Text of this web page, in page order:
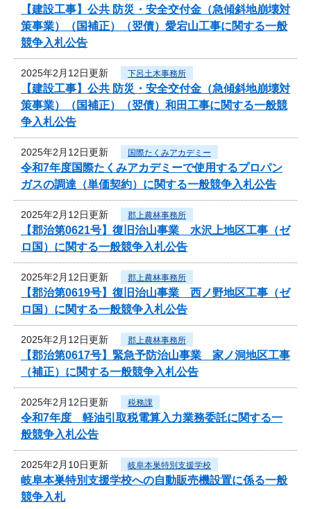
【建設工事】公共 防災・安全交付金（急傾斜地崩壊対
策事業）（国補正）（翌債）愛宕山工事に関する一般
競争入札公告
2025年2月12日更新 下呂土木事務所
【建設工事】公共 防災・安全交付金（急傾斜地崩壊対
策事業）（国補正）（翌債）和田工事に関する一般競
争入札公告
2025年2月12日更新 国際たくみアカデミー
令和7年度国際たくみアカデミーで使用するプロパン
ガスの調達（単価契約）に関する一般競争入札公告
2025年2月12日更新 郡上農林事務所
【郡治第0621号】復旧治山事業 水沢上地区工事（ゼ
ロ国）に関する一般競争入札公告
2025年2月12日更新 郡上農林事務所
【郡治第0619号】復旧治山事業 西ノ野地区工事（ゼ
ロ国）に関する一般競争入札公告
2025年2月12日更新 郡上農林事務所
【郡治第0617号】緊急予防治山事業 家ノ洞地区工事
（補正）に関する一般競争入札公告
2025年2月12日更新 税務課
令和7年度 軽油引取税電算入力業務委託に関する一
般競争入札公告
2025年2月10日更新 岐阜本巣特別支援学校
岐阜本巣特別支援学校への自動販売機設置に係る一般
競争入札